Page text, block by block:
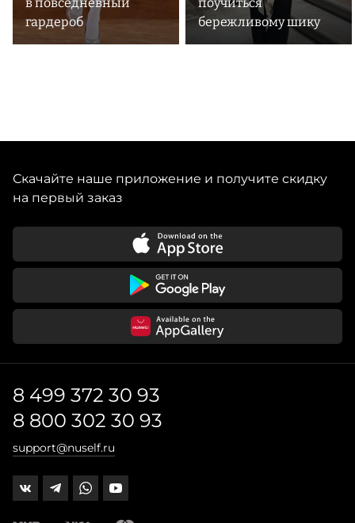
в повседневный
гардероб
поучиться
бережливому шику
Скачайте наше приложение и получите скидку
на первый заказ
8 499 372 30 93
8 800 302 30 93
support@nuself.ru